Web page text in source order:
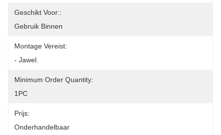
Geschikt Voor::
Gebruik Binnen
Montage Vereist:
- Jawel.
Minimum Order Quantity:
1PC
Prijs:
Onderhandelbaar